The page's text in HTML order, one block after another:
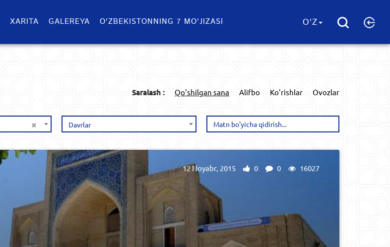
XARITA GALEREYA O'ZBEKISTONNING 7 MO'JIZASI O'Z
Saralash : Qo'shilgan sana Alifbo Ko'rishlar Ovozlar
× Davrlar
12 Noyabr, 2015 0 0 16027